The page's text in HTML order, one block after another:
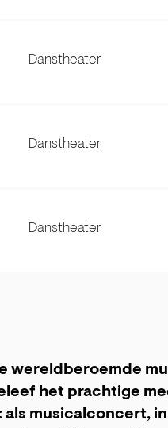
Danstheater
Danstheater
Danstheater
wereldberoemde
het prachtige
als musicalconcert,